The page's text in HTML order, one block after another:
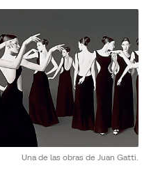
Una de las obras de Juan Gatti.